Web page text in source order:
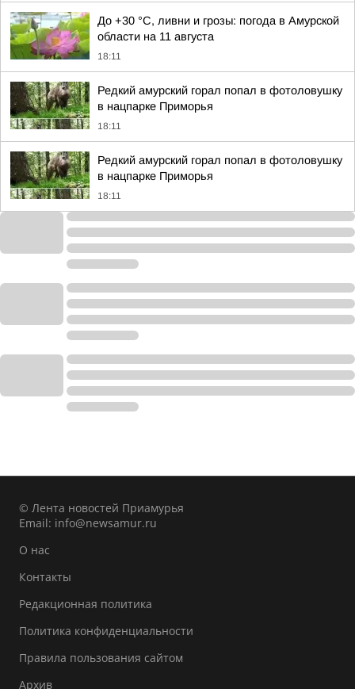
До +30 °C, ливни и грозы: погода в Амурской
области на 11 августа
18:11
Редкий амурский горал попал в фотоловушку
в нацпарке Приморья
18:11
Редкий амурский горал попал в фотоловушку
в нацпарке Приморья
18:11
© Лента новостей Приамурья
Email: info@newsamur.ru
О нас
Контакты
Редакционная политика
Политика конфиденциальности
Правила пользования сайтом
Архив